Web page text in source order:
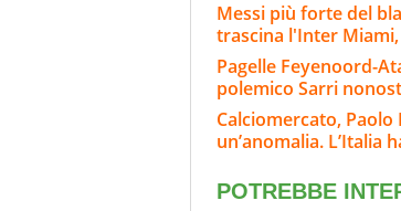
Messi più forte del
trascina l'Inter
Pagelle Feyenoord-
polemico Sarri
Calciomercato, Paolo
un’anomalia. L’Italia